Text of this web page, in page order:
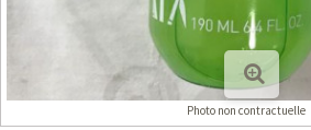
Photo non contractuelle